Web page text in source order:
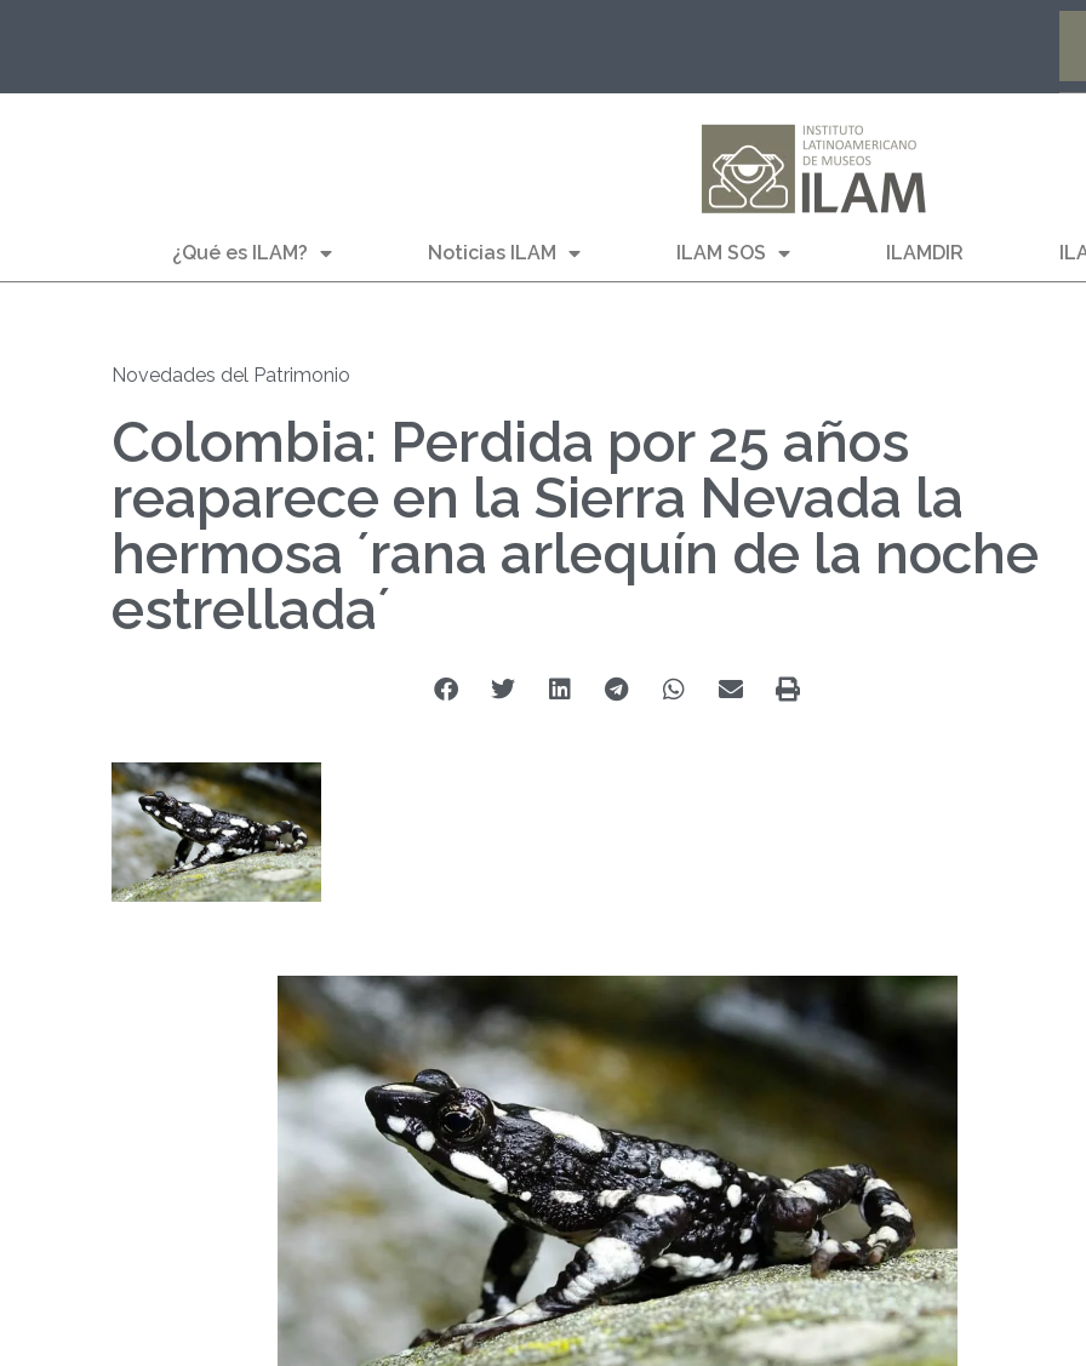
¿Qué es ILAM? Noticias ILAM ILAM SOS ILAMDIR
Novedades del Patrimonio
Colombia: Perdida por 25 años
reaparece en la Sierra Nevada la
hermosa ´rana arlequín de la noche
estrellada´